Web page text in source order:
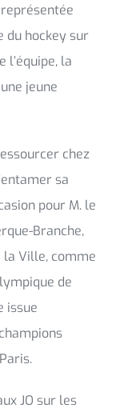
du hockey sur
l’équipe, la
jeune
chez
sa
pour M. le
Branche,
Ville, comme
de
issue
JO sur les